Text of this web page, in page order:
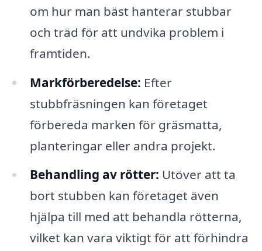
om hur man bäst hanterar stubbar
och träd för att undvika problem i
framtiden.
Markförberedelse: Efter
stubbfräsningen kan företaget
förbereda marken för gräsmatta,
planteringar eller andra projekt.
Behandling av rötter: Utöver att ta
bort stubben kan företaget även
hjälpa till med att behandla rötterna,
vilket kan vara viktigt för att förhindra